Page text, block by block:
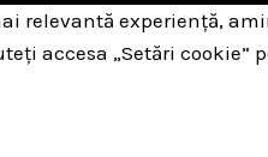
relevantă experiență,
accesa „Setări